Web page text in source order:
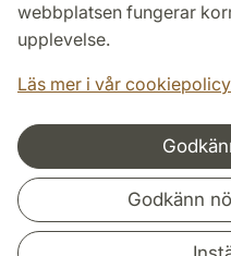
webbplatsen fungerar
upplevelse.
Läs mer i vår cookiepolicy
Godkänn
Följ oss i sociala medier